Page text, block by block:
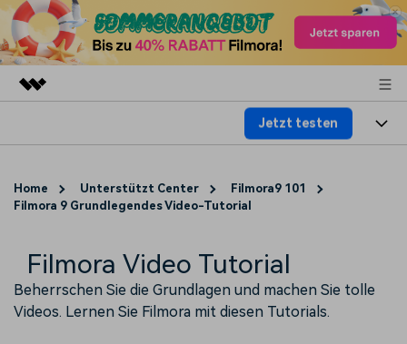
Dienstprogramme
Überblick
Presseraum
Shop
Jetzt testen
Plattformen
Assets
KI
Video/Foto
Audio
Lösungen
Ressourcen
Home Unterstützt Center
Filmora9 101
Filmora 9 Grundlegendes Video-Tutorial
Filmora Video Tutorial
Beherrschen Sie die Grundlagen und machen Sie tolle
Videos. Lernen Sie Filmora mit diesen Tutorials.